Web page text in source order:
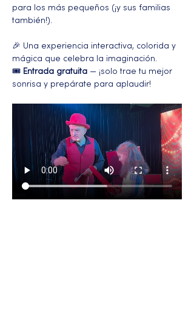
para los más pequeños (¡y sus familias
también!).
🎉 Una experiencia interactiva, colorida y
mágica que celebra la imaginación.
🎟️ Entrada gratuita — ¡solo trae tu mejor
sonrisa y prepárate para aplaudir!